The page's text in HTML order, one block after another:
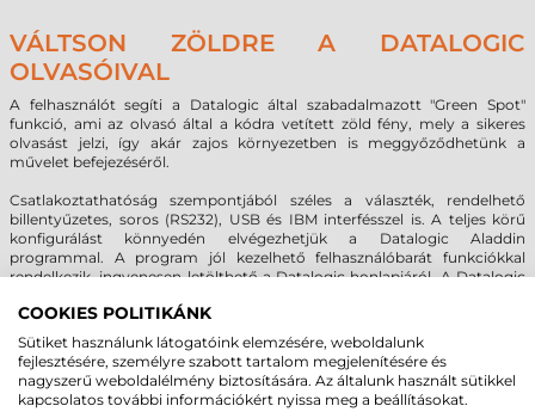
VÁLTSON ZÖLDRE A DATALOGIC
OLVASÓIVAL
A felhasználót segíti a Datalogic által szabadalmazott "Green Spot"
funkció, ami az olvasó által a kódra vetített zöld fény, mely a sikeres
olvasást jelzi, így akár zajos környezetben is meggyőződhetünk a
művelet befejezéséről.
Csatlakoztathatóság szempontjából széles a választék, rendelhető
billentyűzetes, soros (RS232), USB és IBM interfésszel is. A teljes körű
konfigurálást könnyedén elvégezhetjük a Datalogic Aladdin
programmal. A program jól kezelhető felhasználóbarát funkciókkal
rendelkezik, ingyenesen letölthető a Datalogic honlapjáról. A Datalogic
MEGBÍZHAT BENNÜNK! ISMERJE MEG
VÁSÁRLÓINK VÉLEMÉNYÉT
COOKIES POLITIKÁNK
Sütiket használunk látogatóink elemzésére, weboldalunk
fejlesztésére, személyre szabott tartalom megjelenítésére és
nagyszerű weboldalélmény biztosítására. Az általunk használt sütikkel
kapcsolatos további információkért nyissa meg a beállításokat.